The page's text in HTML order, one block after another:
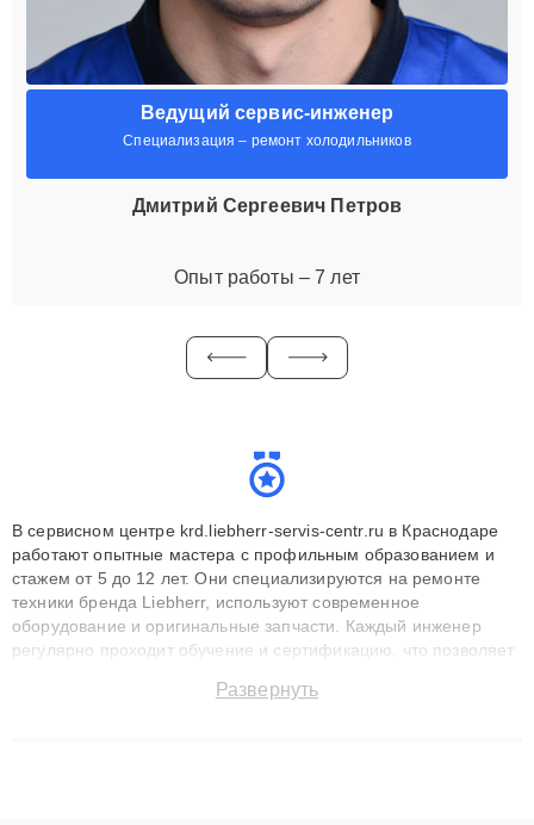
Ведущий сервис-инженер
Специализация – ремонт холодильников
Дмитрий Сергеевич Петров
Опыт работы – 7 лет
В сервисном центре krd.liebherr-servis-centr.ru в Краснодаре
работают опытные мастера с профильным образованием и
стажем от 5 до 12 лет. Они специализируются на ремонте
техники бренда Liebherr, используют современное
оборудование и оригинальные запчасти. Каждый инженер
регулярно проходит обучение и сертификацию, что позволяет
технику с сохранением гарантии до 3 лет. Наши мастера
Развернуть